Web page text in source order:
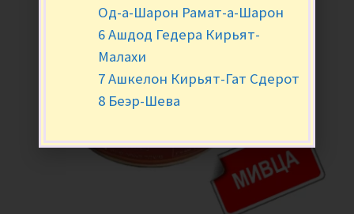
Од-а-Шарон Рамат-а-Шарон
6 Ашдод Гедера Кирьят-
Малахи
7 Ашкелон Кирьят-Гат Сдерот
8 Беэр-Шева